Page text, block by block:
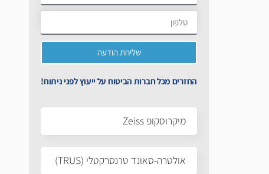
שליחת הודעה
החזרים מכל חברות הביטוח על ייעוץ לפני ניתוח!
מיקרוסקופ Zeiss
אולטרה-סאונד טרנסרקטלי (TRUS)